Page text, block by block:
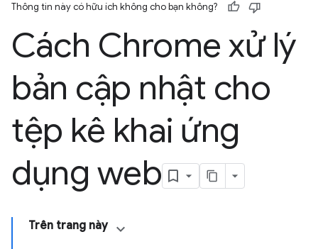
Thông tin này có hữu ích không cho bạn không?
Cách Chrome xử lý
bản cập nhật cho
tệp kê khai ứng
dụng web
Trên trang này